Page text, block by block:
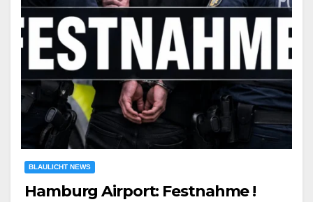
BLAULICHT NEWS
Hamburg Airport: Festnahme !